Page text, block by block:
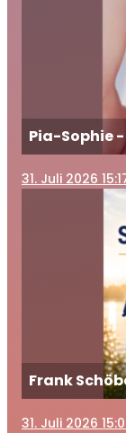
Pia-Sophie
31. Juli 2026
Frank
31. Juli 2026